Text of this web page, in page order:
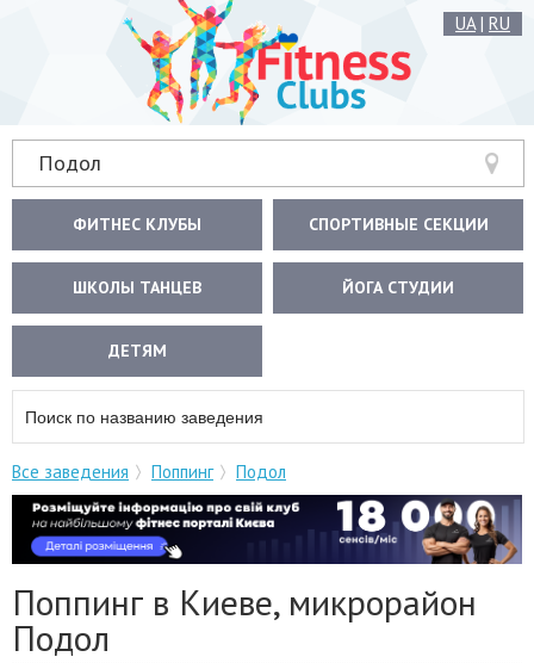
UA| RU
Подол
ФИТНЕС КЛУБЫ СПОРТИВНЫЕ СЕКЦИИ
ШКОЛЫ ТАНЦЕВ ЙОГА СТУДИИ
ДЕТЯМ
Все заведения Поппинг Подол
Поппинг в Киеве, микрорайон
Подол